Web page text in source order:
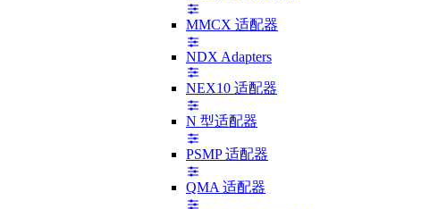
MMCX 适配器
NDX Adapters
NEX10 适配器
N 型适配器
PSMP 适配器
QMA 适配器